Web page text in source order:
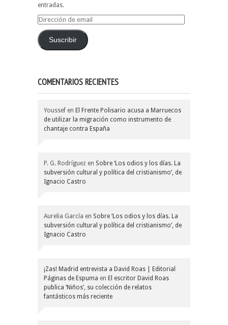
entradas.
Dirección
emailSuscribir
COMENTARIOS RECIENTES
Youssef en El Frente Polisario acusa a Marruecos
de utilizar la migración como instrumento de
chantaje contra España
P. G. Rodríguez en Sobre ‘Los odios y los días. La
subversión cultural y política del cristianismo’, de
Ignacio Castro
Aurelia García en Sobre ‘Los odios y los días. La
subversión cultural y política del cristianismo’, de
Ignacio Castro
¡Zas! Madrid entrevista a David Roas | Editorial
Páginas de Espuma en El escritor David Roas
publica ‘Niños’, su colección de relatos
fantásticos más reciente